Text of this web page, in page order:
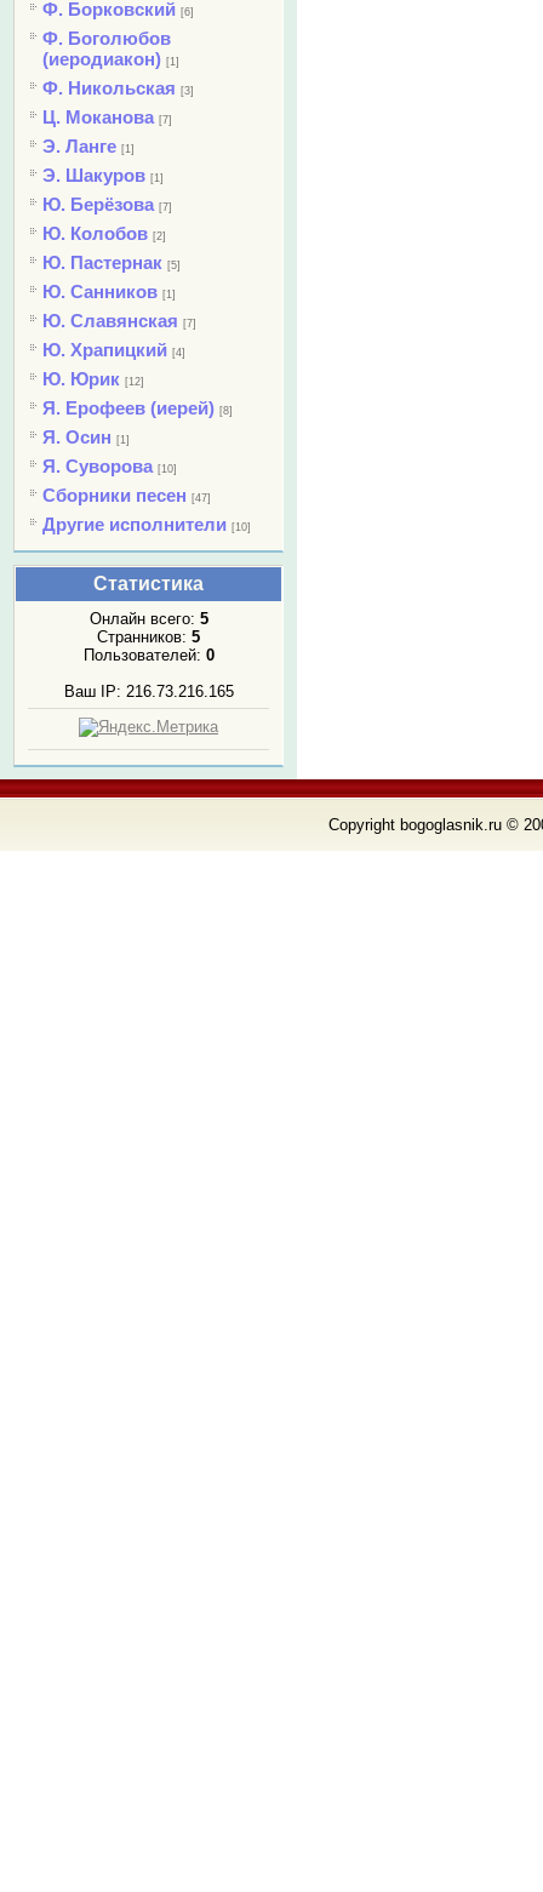
Ф. Борковский [6]
Ф. Боголюбов
(иеродиакон) [1]
Ф. Никольская [3]
Ц. Моканова [7]
Э. Ланге [1]
Э. Шакуров [1]
Ю. Берёзова [7]
Ю. Колобов [2]
Ю. Пастернак [5]
Ю. Санников [1]
Ю. Славянская [7]
Ю. Храпицкий [4]
Ю. Юрик [12]
Я. Ерофеев (иерей) [8]
Я. Осин [1]
Я. Суворова [10]
Сборники песен [47]
Другие исполнители [10]
Статистика
Онлайн всего: 5
Странников: 5
Пользователей: 0
Ваш IP: 216.73.216.165
Copyright bogoglasnik.ru ©